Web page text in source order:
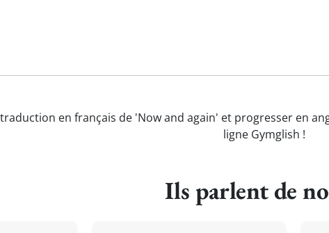
en français de 'Now and again' et progresser en
ligne Gymglish !
Ils parlent de